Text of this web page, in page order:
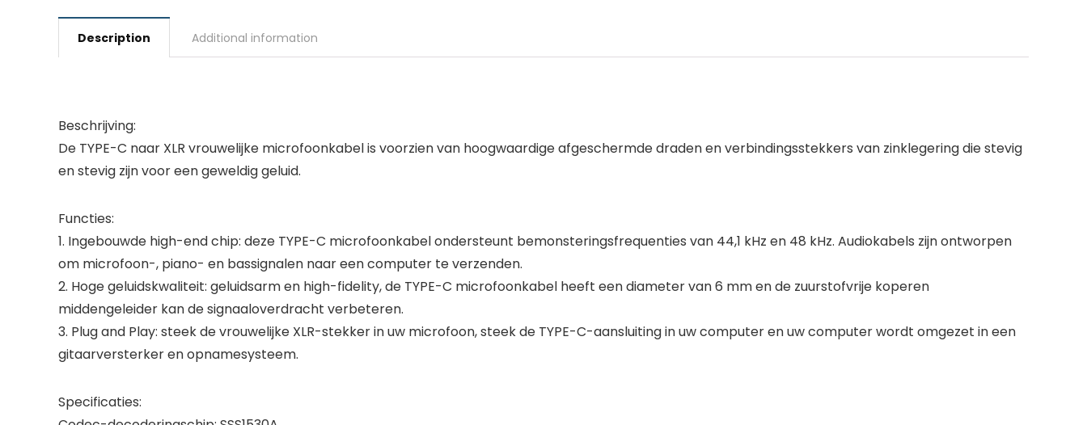
Description Additional information
Beschrijving:
De TYPE-C naar XLR vrouwelijke microfoonkabel is voorzien van hoogwaardige afgeschermde draden en verbindingsstekkers van zinklegering die stevig
en stevig zijn voor een geweldig geluid.
Functies:
1. Ingebouwde high-end chip: deze TYPE-C microfoonkabel ondersteunt bemonsteringsfrequenties van 44,1 kHz en 48 kHz. Audiokabels zijn ontworpen
om microfoon-, piano- en bassignalen naar een computer te verzenden.
2. Hoge geluidskwaliteit: geluidsarm en high-fidelity, de TYPE-C microfoonkabel heeft een diameter van 6 mm en de zuurstofvrije koperen
middengeleider kan de signaaloverdracht verbeteren.
3. Plug and Play: steek de vrouwelijke XLR-stekker in uw microfoon, steek de TYPE-C-aansluiting in uw computer en uw computer wordt omgezet in een
gitaarversterker en opnamesysteem.
Specificaties: